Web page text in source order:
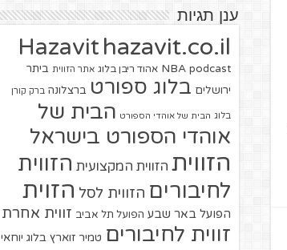
ענן תגיות
Hazavit hazavit.co.il
NBA podcast אהוד ריבן בלוג אתר הזווית ביתר
ירושלים בלוג ספורט ברצלונה ברק קורן
בלוג הבית של אוהדי הספורט הבית של
אוהדי הספורט בישראל
הזווית הזווית המקצועית הזווית
לחיבורים הזווית לסל הזוית
הפועל באר שבע הפועל תל אביב זווית אחרת
זווית לחיבורים טמיר זוארץ בלוג יוחאי